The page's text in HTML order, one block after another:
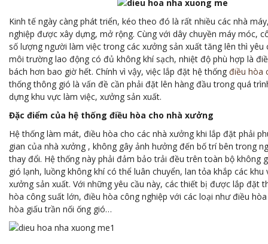
Kinh tế ngày càng phát triển, kéo theo đó là rất nhiều các nhà
nghiệp được xây dựng, mở rộng. Cùng với dây chuyền máy móc,
số lượng người làm việc trong các xưởng sản xuất tăng lên thì yêu
môi trường lao động có đủ không khí sạch, nhiệt độ phù hợp là
bách hơn bao giờ hết. Chính vì vậy, việc lắp đặt hệ thống điều hòa
thống thông gió là vấn đề cần phải đặt lên hàng đầu trong quá
dựng khu vực làm việc, xưởng sản xuất.
Đặc điểm của hệ thống điều hòa cho nhà xưởng
Hệ thống làm mát, điều hòa cho các nhà xưởng khi lắp đặt phải
gian của nhà xưởng , không gây ảnh hưởng đến bố trí bên trong
thay đổi. Hệ thống này phải đảm bảo trải đều trên toàn bộ không
gió lạnh, luồng không khí có thể luân chuyển, lan tỏa khắp các
xưởng sản xuất. Với những yêu cầu này, các thiết bị được lắp đặt
hòa công suất lớn, điều hòa công nghiệp với các loại như điều
hòa giấu trần nối ống gió…